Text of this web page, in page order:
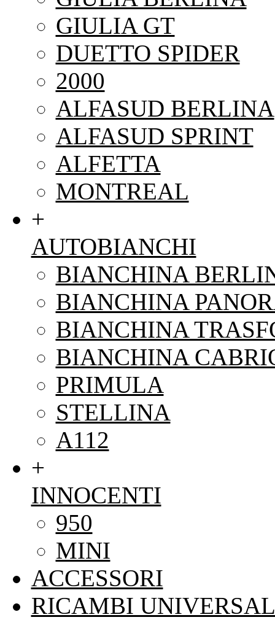
GIULIA GT
DUETTO SPIDER
2000
ALFASUD BERLINA
ALFASUD SPRINT
ALFETTA
MONTREAL
+
AUTOBIANCHI
BIANCHINA
BIANCHINA
BIANCHINA
BIANCHINA
PRIMULA
STELLINA
A112
+
INNOCENTI
950
MINI
ACCESSORI
RICAMBI